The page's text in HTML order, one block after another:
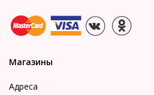
Магазины
Адреса